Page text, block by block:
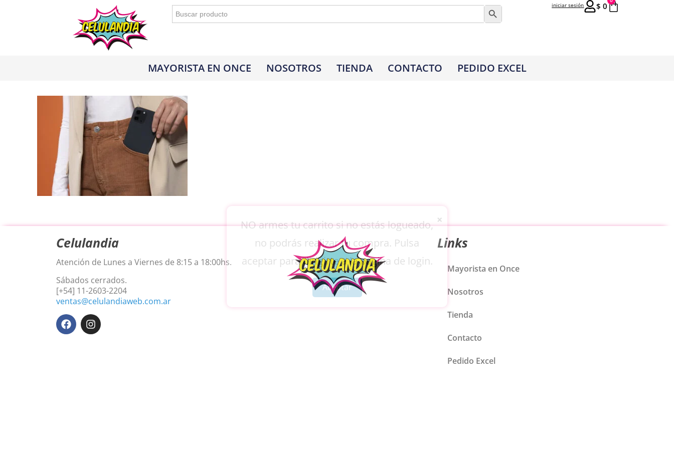
Buscar: Botón de búsqueda
$ 0
iniciar sesión
MAYORISTA EN ONCE NOSOTROS TIENDA CONTACTO PEDIDO EXCEL
Celulandia
Atención de Lunes a Viernes de 8:15 a 18:00hs.
Sábados cerrados.
[+54] 11-2603-2204
ventas@celulandiaweb.com.ar
Links
Mayorista en Once
Nosotros
Tienda
Contacto
Pedido Excel
×
NO armes tu carrito si no estás logueado,
no podrás realizar tu compra. Pulsa
aceptar para dirigirte a la página de login.
Aceptar